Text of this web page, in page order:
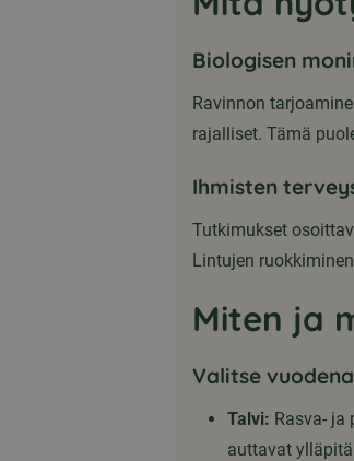
Biologisen
Ravinnon
rajalliset. Tämä
Ihmisten
Tutkimukset
Lintujen
Miten ja
Valitse
Talvi: Rasva- ja
auttavat